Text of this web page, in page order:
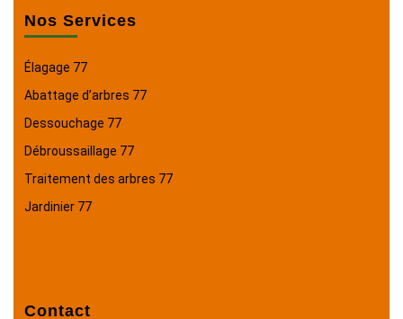
Nos Services
Élagage 77
Abattage d’arbres 77
Dessouchage 77
Débroussaillage 77
Traitement des arbres 77
Jardinier 77
Contact